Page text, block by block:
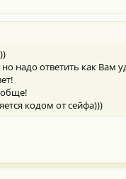
надо ответить как Вам
кодом от сейфа)))